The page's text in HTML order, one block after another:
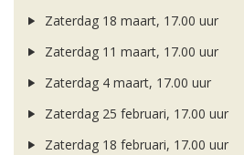
Zaterdag 18 maart, 17.00 uur
Zaterdag 11 maart, 17.00 uur
Zaterdag 4 maart, 17.00 uur
Zaterdag 25 februari, 17.00 uur
Zaterdag 18 februari, 17.00 uur